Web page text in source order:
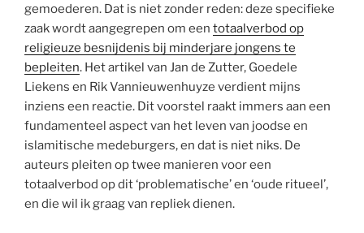
gemoederen. Dat is niet zonder reden: deze specifieke
zaak wordt aangegrepen om een totaalverbod op
religieuze besnijdenis bij minderjare jongens te
bepleiten. Het artikel van Jan de Zutter, Goedele
Liekens en Rik Vannieuwenhuyze verdient mijns
inziens een reactie. Dit voorstel raakt immers aan een
fundamenteel aspect van het leven van joodse en
islamitische medeburgers, en dat is niet niks. De
auteurs pleiten op twee manieren voor een
totaalverbod op dit ‘problematische’ en ‘oude ritueel’,
en die wil ik graag van repliek dienen.